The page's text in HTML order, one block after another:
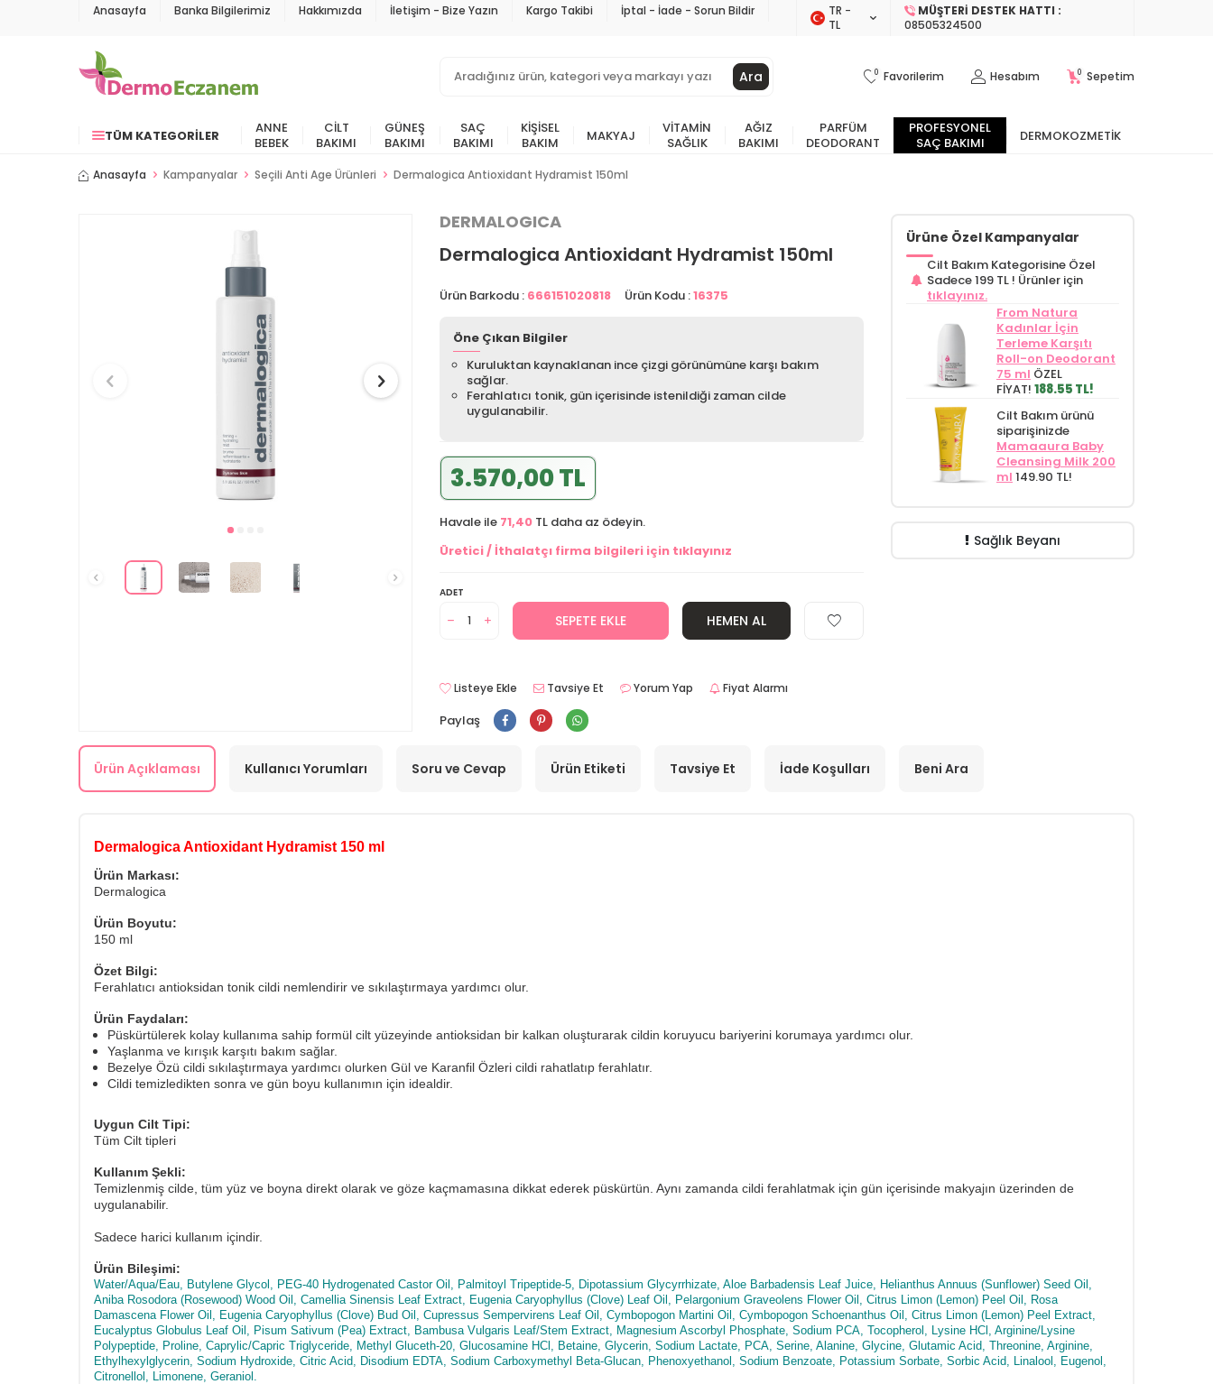
Anasayfa Banka Bilgilerimiz Hakkımızda İletişim - Bize Yazın Kargo Takibi İptal - İade - Sorun Bildir
TR −
TL
MÜŞTERI DESTEK HATTI :
08505324500
Ara 0 Favorilerim Hesabım 0 Sepetim
TÜM KATEGORILER
ANNE
BEBEK
CILT
BAKIMI
GÜNEŞ
BAKIMI
SAÇ
BAKIMI
KIŞISEL
BAKIM
MAKYAJ
VITAMIN
SAĞLIK
AĞIZ
BAKIMI
PARFÜM
DEODORANT
PROFESYONEL
SAÇ BAKIMI
DERMOKOZMETIK
Anasayfa Kampanyalar Seçili Anti Age Ürünleri Dermalogica Antioxidant Hydramist 150ml
DERMALOGICA
Dermalogica Antioxidant Hydramist 150ml
Ürün Barkodu : 666151020818 Ürün Kodu :16375
Öne Çıkan Bilgiler
Kuruluktan kaynaklanan ince çizgi görünümüne karşı bakım
sağlar.
Ferahlatıcı tonik, gün içerisinde istenildiği zaman cilde
uygulanabilir.
3.570,00 TL
Havale ile 71,40 TL daha az ödeyin.
Üretici / İthalatçı firma bilgileri için tıklayınız
ADET
SEPETE EKLE HEMEN AL
Listeye Ekle Tavsiye Et Yorum Yap Fiyat Alarmı
Paylaş
Ürüne Özel Kampanyalar
Cilt Bakım Kategorisine Özel
Sadece 199 TL ! Ürünler için
tıklayınız.
From Natura
Kadınlar İçin
Terleme Karşıtı
Roll-on Deodorant
75 ml ÖZEL
FİYAT! 188.55 TL!
Cilt Bakım ürünü
siparişinizde
Mamaaura Baby
Cleansing Milk 200
ml 149.90 TL!
Sağlık Beyanı
Ürün Açıklaması Kullanıcı Yorumları Soru ve Cevap Ürün Etiketi Tavsiye Et İade Koşulları Beni Ara
Dermalogica Antioxidant Hydramist 150 ml
Ürün Markası:
Dermalogica
Ürün Boyutu:
150 ml
Özet Bilgi:
Ferahlatıcı antioksidan tonik cildi nemlendirir ve sıkılaştırmaya yardımcı olur.
Ürün Faydaları:
Püskürtülerek kolay kullanıma sahip formül cilt yüzeyinde antioksidan bir kalkan oluşturarak cildin koruyucu bariyerini korumaya yardımcı olur.
Yaşlanma ve kırışık karşıtı bakım sağlar.
Bezelye Özü cildi sıkılaştırmaya yardımcı olurken Gül ve Karanfil Özleri cildi rahatlatıp ferahlatır.
Cildi temizledikten sonra ve gün boyu kullanımın için idealdir.
Uygun Cilt Tipi:
Tüm Cilt tipleri
Kullanım Şekli:
Temizlenmiş cilde, tüm yüz ve boyna direkt olarak ve göze kaçmamasına dikkat ederek püskürtün. Aynı zamanda cildi ferahlatmak için gün içerisinde makyajın üzerinden de
uygulanabilir.
Sadece harici kullanım içindir.
Ürün Bileşimi:
Water/Aqua/Eau, Butylene Glycol, PEG-40 Hydrogenated Castor Oil, Palmitoyl Tripeptide-5, Dipotassium Glycyrrhizate, Aloe Barbadensis Leaf Juice, Helianthus Annuus (Sunflower) Seed Oil,
Aniba Rosodora (Rosewood) Wood Oil, Camellia Sinensis Leaf Extract, Eugenia Caryophyllus (Clove) Leaf Oil, Pelargonium Graveolens Flower Oil, Citrus Limon (Lemon) Peel Oil, Rosa
Damascena Flower Oil, Eugenia Caryophyllus (Clove) Bud Oil, Cupressus Sempervirens Leaf Oil, Cymbopogon Martini Oil, Cymbopogon Schoenanthus Oil, Citrus Limon (Lemon) Peel Extract,
Eucalyptus Globulus Leaf Oil, Pisum Sativum (Pea) Extract, Bambusa Vulgaris Leaf/Stem Extract, Magnesium Ascorbyl Phosphate, Sodium PCA, Tocopherol, Lysine HCl, Arginine/Lysine
Polypeptide, Proline, Caprylic/Capric Triglyceride, Methyl Gluceth-20, Glucosamine HCl, Betaine, Glycerin, Sodium Lactate, PCA, Serine, Alanine, Glycine, Glutamic Acid, Threonine, Arginine,
Ethylhexylglycerin, Sodium Hydroxide, Citric Acid, Disodium EDTA, Sodium Carboxymethyl Beta-Glucan, Phenoxyethanol, Sodium Benzoate, Potassium Sorbate, Sorbic Acid, Linalool, Eugenol,
Citronellol, Limonene, Geraniol.